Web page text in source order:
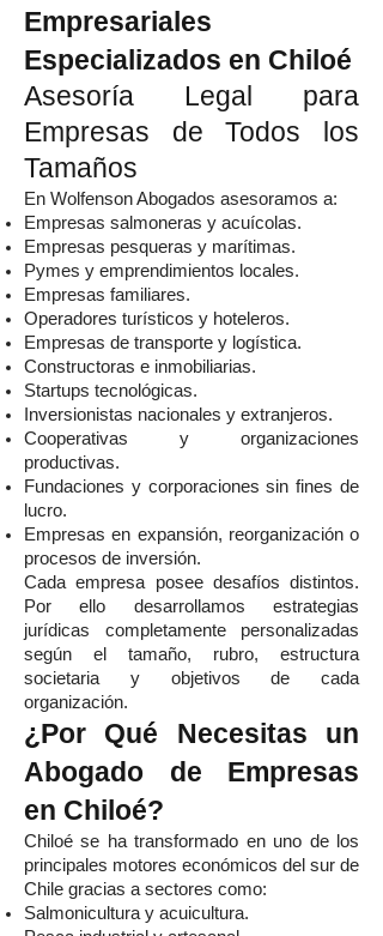
Empresariales
Especializados en Chiloé
Asesoría Legal para
Empresas de Todos los
Tamaños
En Wolfenson Abogados asesoramos a:
Empresas salmoneras y acuícolas.
Empresas pesqueras y marítimas.
Pymes y emprendimientos locales.
Empresas familiares.
Operadores turísticos y hoteleros.
Empresas de transporte y logística.
Constructoras e inmobiliarias.
Startups tecnológicas.
Inversionistas nacionales y extranjeros.
Cooperativas y organizaciones
productivas.
Fundaciones y corporaciones sin fines de
lucro.
Empresas en expansión, reorganización o
procesos de inversión.
Cada empresa posee desafíos distintos.
Por ello desarrollamos estrategias
jurídicas completamente personalizadas
según el tamaño, rubro, estructura
societaria y objetivos de cada
organización.
¿Por Qué Necesitas un
Abogado de Empresas
en Chiloé?
Chiloé se ha transformado en uno de los
principales motores económicos del sur de
Chile gracias a sectores como:
Salmonicultura y acuicultura.